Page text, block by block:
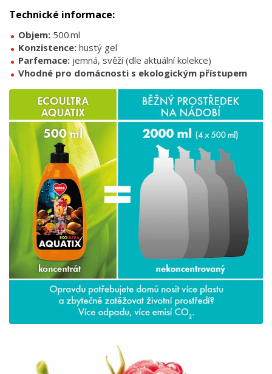
Technické informace:
Objem: 500 ml
Konzistence: hustý gel
Parfemace: jemná, svěží (dle aktuální kolekce)
Vhodné pro domácnosti s ekologickým přístupem